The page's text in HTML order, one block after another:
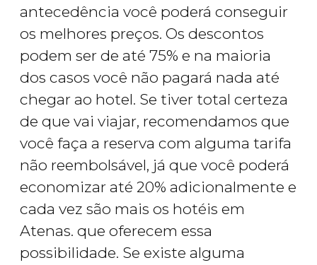
antecedência você poderá conseguir
os melhores preços. Os descontos
podem ser de até 75% e na maioria
dos casos você não pagará nada até
chegar ao hotel. Se tiver total certeza
de que vai viajar, recomendamos que
você faça a reserva com alguma tarifa
não reembolsável, já que você poderá
economizar até 20% adicionalmente e
cada vez são mais os hotéis em
Atenas. que oferecem essa
possibilidade. Se existe alguma